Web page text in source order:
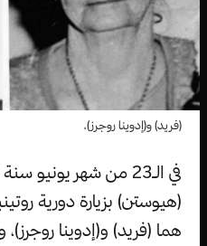
(فريد) و(إدوينا روجرز)،
(هيوستن) بزيارة دورية
هما (فريد) و(إدوينا روجرز)،